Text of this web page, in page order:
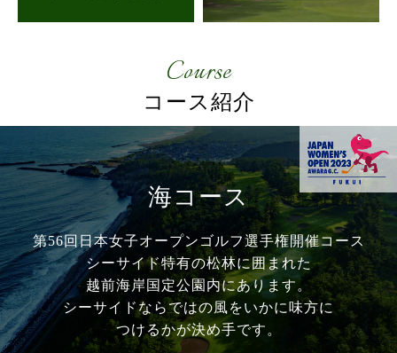
Course
コース紹介
海コース
第56回日本女子オープンゴルフ選手権開催コース
シーサイド特有の松林に囲まれた
越前海岸国定公園内にあります。
シーサイドならではの風をいかに味方に
つけるかが決め手です。